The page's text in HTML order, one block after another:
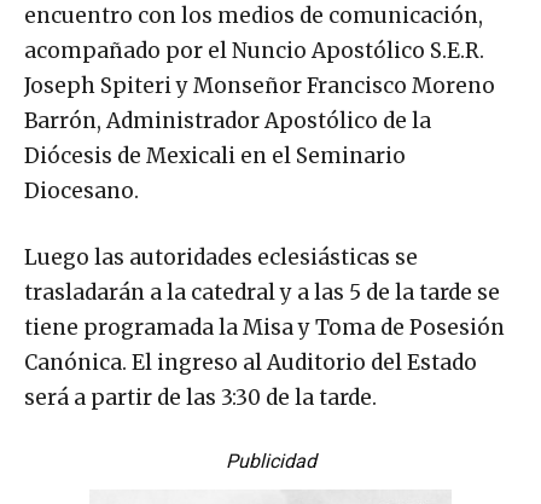
encuentro con los medios de comunicación,
acompañado por el Nuncio Apostólico S.E.R.
Joseph Spiteri y Monseñor Francisco Moreno
Barrón, Administrador Apostólico de la
Diócesis de Mexicali en el Seminario
Diocesano.
Luego las autoridades eclesiásticas se
trasladarán a la catedral y a las 5 de la tarde se
tiene programada la Misa y Toma de Posesión
Canónica. El ingreso al Auditorio del Estado
será a partir de las 3:30 de la tarde.
Publicidad